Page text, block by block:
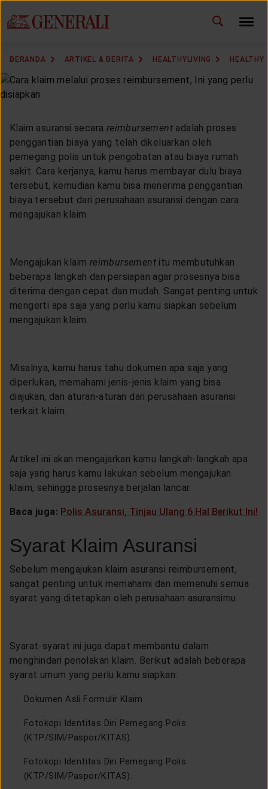
BERANDA ARTIKEL & BERITA HEALTHYLIVING HEALTHY
Klaim asuransi secara reimbursement adalah proses
penggantian biaya yang telah dikeluarkan oleh
pemegang polis untuk pengobatan atau biaya rumah
sakit. Cara kerjanya, kamu harus membayar dulu biaya
tersebut, kemudian kamu bisa menerima penggantian
biaya tersebut dari perusahaan asuransi dengan cara
mengajukan klaim.
Mengajukan klaim reimbursement itu membutuhkan
beberapa langkah dan persiapan agar prosesnya bisa
diterima dengan cepat dan mudah. Sangat penting untuk
mengerti apa saja yang perlu kamu siapkan sebelum
mengajukan klaim.
Misalnya, kamu harus tahu dokumen apa saja yang
diperlukan, memahami jenis-jenis klaim yang bisa
diajukan, dan aturan-aturan dari perusahaan asuransi
terkait klaim.
Artikel ini akan mengajarkan kamu langkah-langkah apa
saja yang harus kamu lakukan sebelum mengajukan
klaim, sehingga prosesnya berjalan lancar.
Baca juga: Polis Asuransi, Tinjau Ulang 6 Hal Berikut Ini!
Syarat Klaim Asuransi
Sebelum mengajukan klaim asuransi reimbursement,
sangat penting untuk memahami dan memenuhi semua
syarat yang ditetapkan oleh perusahaan asuransimu.
Syarat-syarat ini juga dapat membantu dalam
menghindari penolakan klaim. Berikut adalah beberapa
syarat umum yang perlu kamu siapkan:
Dokumen Asli Formulir Klaim
Fotokopi Identitas Diri Pemegang Polis
(KTP/SIM/Paspor/KITAS).
Fotokopi Identitas Diri Pemegang Polis
(KTP/SIM/Paspor/KITAS).
GANTI BAHASA ID EN
KANTOR PEMASARAN
TEMUKAN AGEN
LAYANAN NASABAH
ARTIKEL DAN BERITA
ACARA